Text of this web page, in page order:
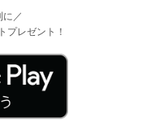
に／
プレゼント！